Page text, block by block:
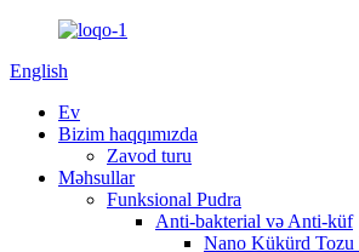
English
Ev
Bizim haqqımızda
Zavod turu
Məhsullar
Funksional Pudra
Anti-bakterial və Anti-küf
Nano Kükürd Tozu